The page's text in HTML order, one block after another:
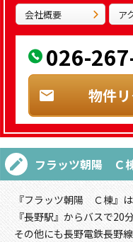
会社概要 ア
026-
物件
フラッツ朝陽 Ｃ
『フラッツ朝陽 Ｃ棟』
『長野駅』からバスで20
その他にも長野電鉄長野